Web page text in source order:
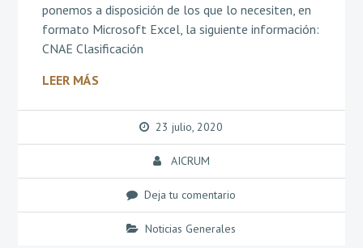
ponemos a disposición de los que lo necesiten, en
formato Microsoft Excel, la siguiente información:
CNAE Clasificación
LEER MÁS
23 julio, 2020
AICRUM
Deja tu comentario
Noticias Generales